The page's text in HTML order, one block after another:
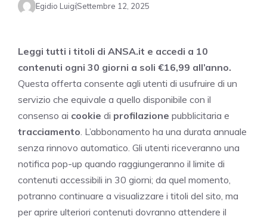
Egidio LuigiSettembre 12, 2025
Leggi tutti i titoli di ANSA.it e accedi a 10
contenuti ogni 30 giorni a soli €16,99 all’anno.
Questa offerta consente agli utenti di usufruire di un
servizio che equivale a quello disponibile con il
consenso ai cookie di profilazione pubblicitaria e
tracciamento. L’abbonamento ha una durata annuale
senza rinnovo automatico. Gli utenti riceveranno una
notifica pop-up quando raggiungeranno il limite di
contenuti accessibili in 30 giorni; da quel momento,
potranno continuare a visualizzare i titoli del sito, ma
per aprire ulteriori contenuti dovranno attendere il